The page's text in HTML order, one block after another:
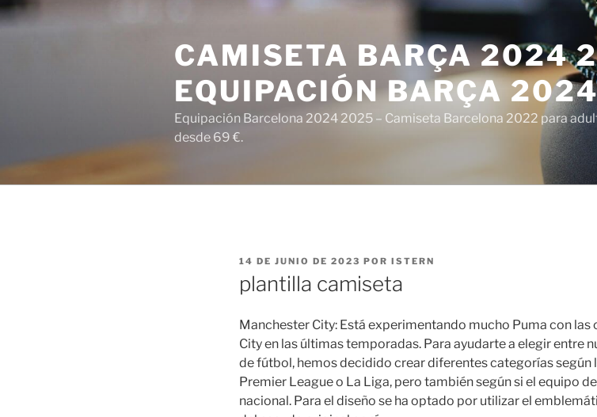
Saltar
al
CAMISETA BARÇA 2024
EQUIPACIÓN BARÇA
Equipación Barcelona 2024 2025 – Camiseta Barcelona 2022 para
desde 69 €.
PUBLICADO
14 DE JUNIO DE 2023 POR ISTERN
plantilla camiseta
Manchester City: Está experimentando mucho Puma con
City en las últimas temporadas. Para ayudarte a elegir entre
de fútbol, hemos decidido crear diferentes categorías según
Premier League o La Liga, pero también según si el equipo
nacional. Para el diseño se ha optado por utilizar el